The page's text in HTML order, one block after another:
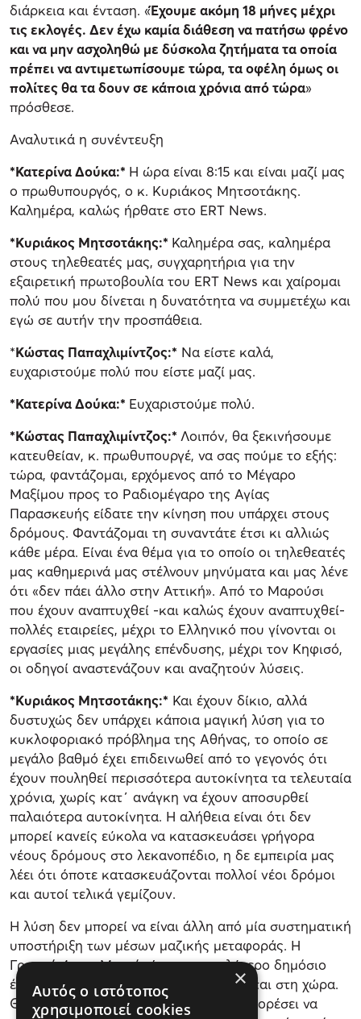
διάρκεια και ένταση. «Έχουμε ακόμη 18 μήνες μέχρι
τις εκλογές. Δεν έχω καμία διάθεση να πατήσω φρένο
και να μην ασχοληθώ με δύσκολα ζητήματα τα οποία
πρέπει να αντιμετωπίσουμε τώρα, τα οφέλη όμως οι
πολίτες θα τα δουν σε κάποια χρόνια από τώρα»
πρόσθεσε.
Αναλυτικά η συνέντευξη
*Κατερίνα Δούκα:* Η ώρα είναι 8:15 και είναι μαζί μας
ο πρωθυπουργός, ο κ. Κυριάκος Μητσοτάκης.
Καλημέρα, καλώς ήρθατε στο ERT News.
*Κυριάκος Μητσοτάκης:* Καλημέρα σας, καλημέρα
στους τηλεθεατές μας, συγχαρητήρια για την
εξαιρετική πρωτοβουλία του ERT News και χαίρομαι
πολύ που μου δίνεται η δυνατότητα να συμμετέχω και
εγώ σε αυτήν την προσπάθεια.
*Κώστας Παπαχλιμίντζος:* Να είστε καλά,
ευχαριστούμε πολύ που είστε μαζί μας.
*Κατερίνα Δούκα:* Ευχαριστούμε πολύ.
*Κώστας Παπαχλιμίντζος:* Λοιπόν, θα ξεκινήσουμε
κατευθείαν, κ. πρωθυπουργέ, να σας πούμε το εξής:
τώρα, φαντάζομαι, ερχόμενος από το Μέγαρο
Μαξίμου προς το Ραδιομέγαρο της Αγίας
Παρασκευής είδατε την κίνηση που υπάρχει στους
δρόμους. Φαντάζομαι τη συναντάτε έτσι κι αλλιώς
κάθε μέρα. Είναι ένα θέμα για το οποίο οι τηλεθεατές
μας καθημερινά μας στέλνουν μηνύματα και μας λένε
ότι «δεν πάει άλλο στην Αττική». Από το Μαρούσι
που έχουν αναπτυχθεί -και καλώς έχουν αναπτυχθεί-
πολλές εταιρείες, μέχρι το Ελληνικό που γίνονται οι
εργασίες μιας μεγάλης επένδυσης, μέχρι τον Κηφισό,
οι οδηγοί αναστενάζουν και αναζητούν λύσεις.
*Κυριάκος Μητσοτάκης:* Και έχουν δίκιο, αλλά
δυστυχώς δεν υπάρχει κάποια μαγική λύση για το
κυκλοφοριακό πρόβλημα της Αθήνας, το οποίο σε
μεγάλο βαθμό έχει επιδεινωθεί από το γεγονός ότι
έχουν πουληθεί περισσότερα αυτοκίνητα τα τελευταία
χρόνια, χωρίς κατ΄ ανάγκη να έχουν αποσυρθεί
παλαιότερα αυτοκίνητα. Η αλήθεια είναι ότι δεν
μπορεί κανείς εύκολα να κατασκευάσει γρήγορα
νέους δρόμους στο λεκανοπέδιο, η δε εμπειρία μας
λέει ότι όποτε κατασκευάζονται πολλοί νέοι δρόμοι
και αυτοί τελικά γεμίζουν.
Η λύση δεν μπορεί να είναι άλλη από μία συστηματική
υποστήριξη των μέσων μαζικής μεταφοράς. Η
Γραμμή 4 του Μετρό είναι το μεγαλύτερο δημόσιο
έργο το οποίο αυτή τη στιγμή υλοποιείται στη χώρα.
Θα χρειαστούν ακόμα χρόνια για να μπορέσει να
×
Αυτός ο ιστότοπος
χρησιμοποιεί cookies